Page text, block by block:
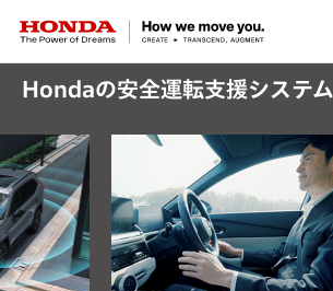
Hondaの安全運転支援システム